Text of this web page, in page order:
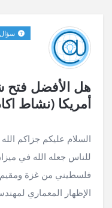
هل الأفضل فتح
أمريكا (نشاط
سؤال
السلام عليكم جزاكم
للناس جعله الله في
فلسطيني من غزة
الإظهار المعماري